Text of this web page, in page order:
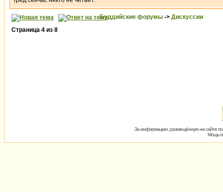
Буддийские форумы -> Дискуссии
Страница 4 из 8
За информацию, размещённую на сайте
Мощь